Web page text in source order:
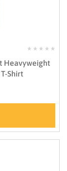
Heavyweight
Shirt